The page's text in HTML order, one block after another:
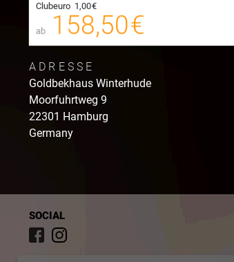
Clubeuro 1,00 €
ab 158,50 €
00
zzgl. Buchungsgebühr
ADRESSE
Goldbekhaus Winterhude
Moorfuhrtweg 9
22301 Hamburg
Germany
SOCIAL